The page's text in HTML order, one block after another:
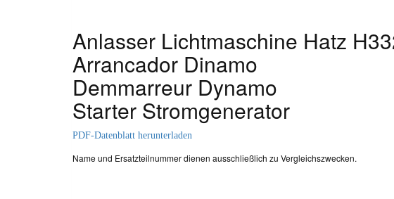
Anlasser Lichtmaschine Hatz
Arrancador Dinamo
Demmarreur Dynamo
Starter Stromgenerator
PDF-Datenblatt herunterladen
Name und Ersatzteilnummer dienen ausschließlich zu Vergleichszwecken.